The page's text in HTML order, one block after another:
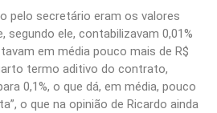
pelo secretário eram os valores
segundo ele, contabilizavam 0,01%
em média pouco mais de R$
termo aditivo do contrato,
0,1%, o que dá, em média, pouco
o que na opinião de Ricardo ainda